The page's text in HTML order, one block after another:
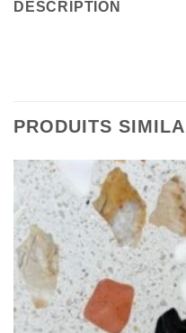
DESCRIPTION
PRODUITS